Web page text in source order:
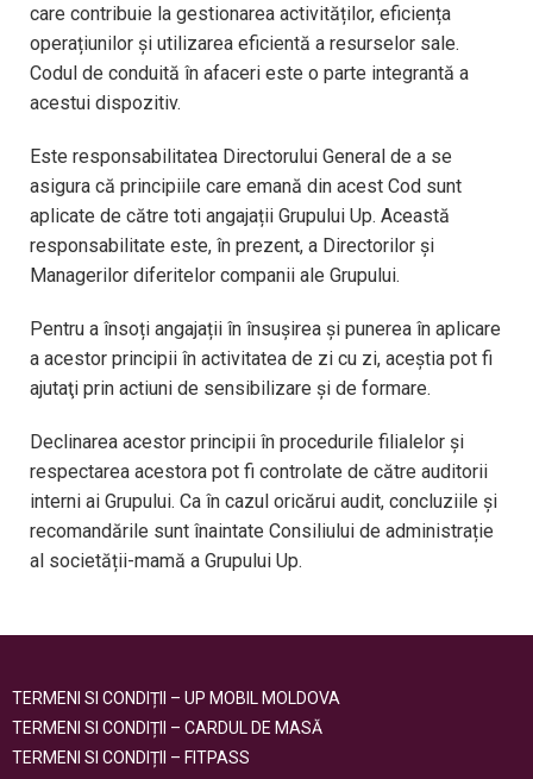
care contribuie la gestionarea activităților, eficiența
operațiunilor și utilizarea eficientă a resurselor sale.
Codul de conduită în afaceri este o parte integrantă a
acestui dispozitiv.
Este responsabilitatea Directorului General de a se
asigura că principiile care emană din acest Cod sunt
aplicate de către toti angajații Grupului Up. Această
responsabilitate este, în prezent, a Directorilor și
Managerilor diferitelor companii ale Grupului.
Pentru a însoți angajații în însuşirea și punerea în aplicare
a acestor principii în activitatea de zi cu zi, aceştia pot fi
ajutaţi prin actiuni de sensibilizare și de formare.
Declinarea acestor principii în procedurile filialelor și
respectarea acestora pot fi controlate de către auditorii
interni ai Grupului. Ca în cazul oricărui audit, concluziile și
recomandările sunt înaintate Consiliului de administrație
al societății-mamă a Grupului Up.
TERMENI SI CONDIȚII – UP MOBIL MOLDOVA
TERMENI SI CONDIȚII – CARDUL DE MASĂ
TERMENI SI CONDIȚII – FITPASS